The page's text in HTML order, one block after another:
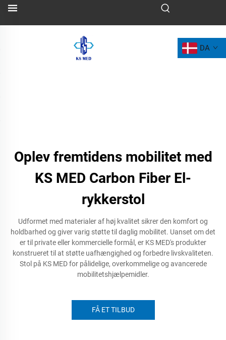
DA
Oplev fremtidens mobilitet med
KS MED Carbon Fiber El-
rykkerstol
Udformet med materialer af høj kvalitet sikrer den komfort og
holdbarhed og giver varig støtte til daglig mobilitet. Uanset om det
er til private eller kommercielle formål, er KS MED's produkter
konstrueret til at støtte uafhængighed og forbedre livskvaliteten.
Stol på KS MED for pålidelige, overkommelige og avancerede
mobilitetshjælpemidler.
FÅ ET TILBUD